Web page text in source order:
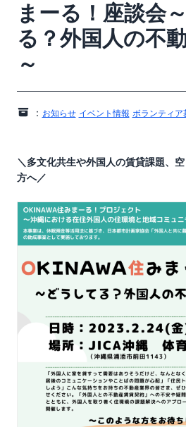
まーる！座談会
る？外国人の不
～
： お知らせ イベント情報 ボランティア
＼多文化共生や外国人の賃貸課題、
方へ／